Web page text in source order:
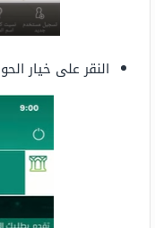
النقر على خيار